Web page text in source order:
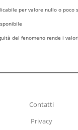
per valore nullo o poco
del fenomeno rende i
Contatti
Privacy